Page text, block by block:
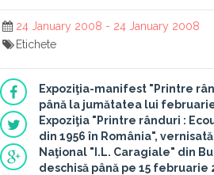
24 January 2008 - 24 January 2008
Etichete
Expoziţia-manifest "Printre
până la jumătatea lui
Expoziţia "Printre rânduri :
din 1956 în România",
Naţional "I.L. Caragiale" din
deschisă până pe 15 februarie